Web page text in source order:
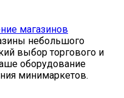
небольшого
выбор торгового и
оборудование
минимаркетов.